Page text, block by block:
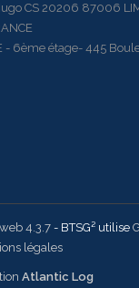
CS 20206 87006
étage- 445
4.3.7 - BTSG² utilise
légales
Atlantic Log